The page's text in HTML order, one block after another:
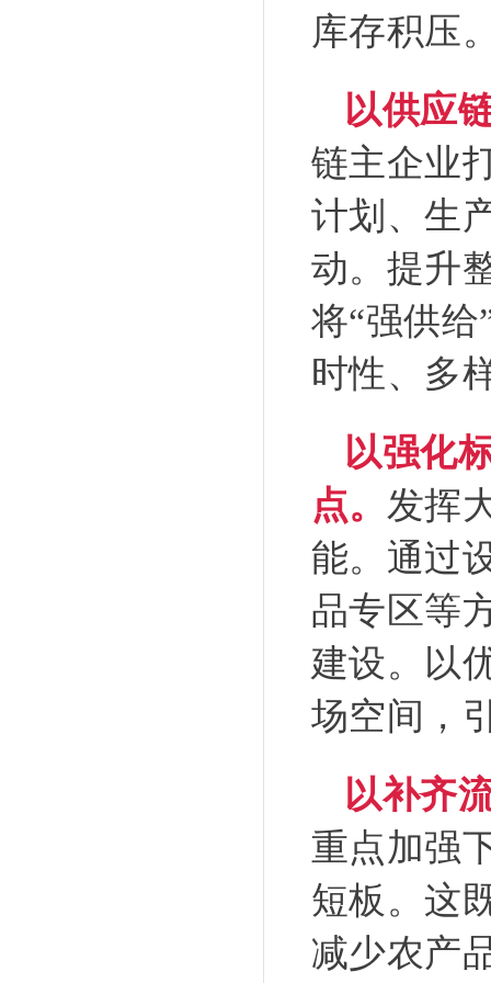
库存积压
以供应
链主企业
计划、生
动。提升
将“强供给
时性、多
以强化
点。 发挥
能。通过
品专区等
建设。以
场空间，
以补齐
重点加强
短板。这
减少农产